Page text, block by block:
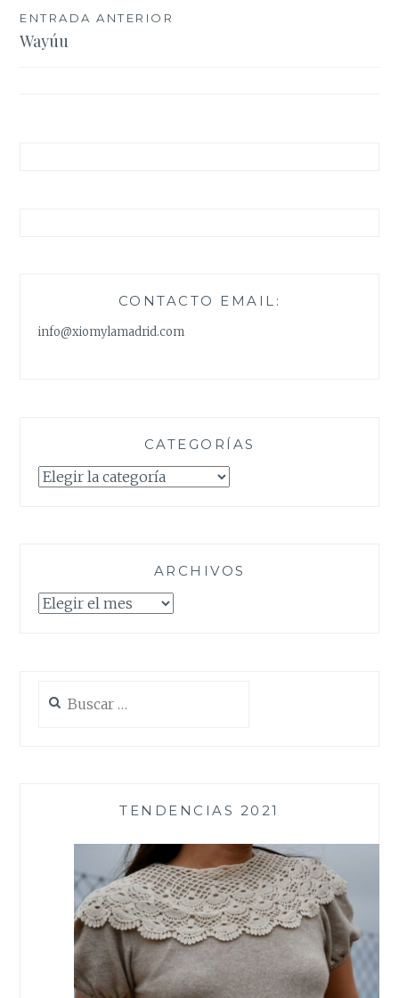
Navegación
de
ENTRADA ANTERIOR
Wayúu
CONTACTO EMAIL:
info@xiomylamadrid.com
CATEGORÍAS
Categorías
ARCHIVOS
Archivos
TENDENCIAS 2021